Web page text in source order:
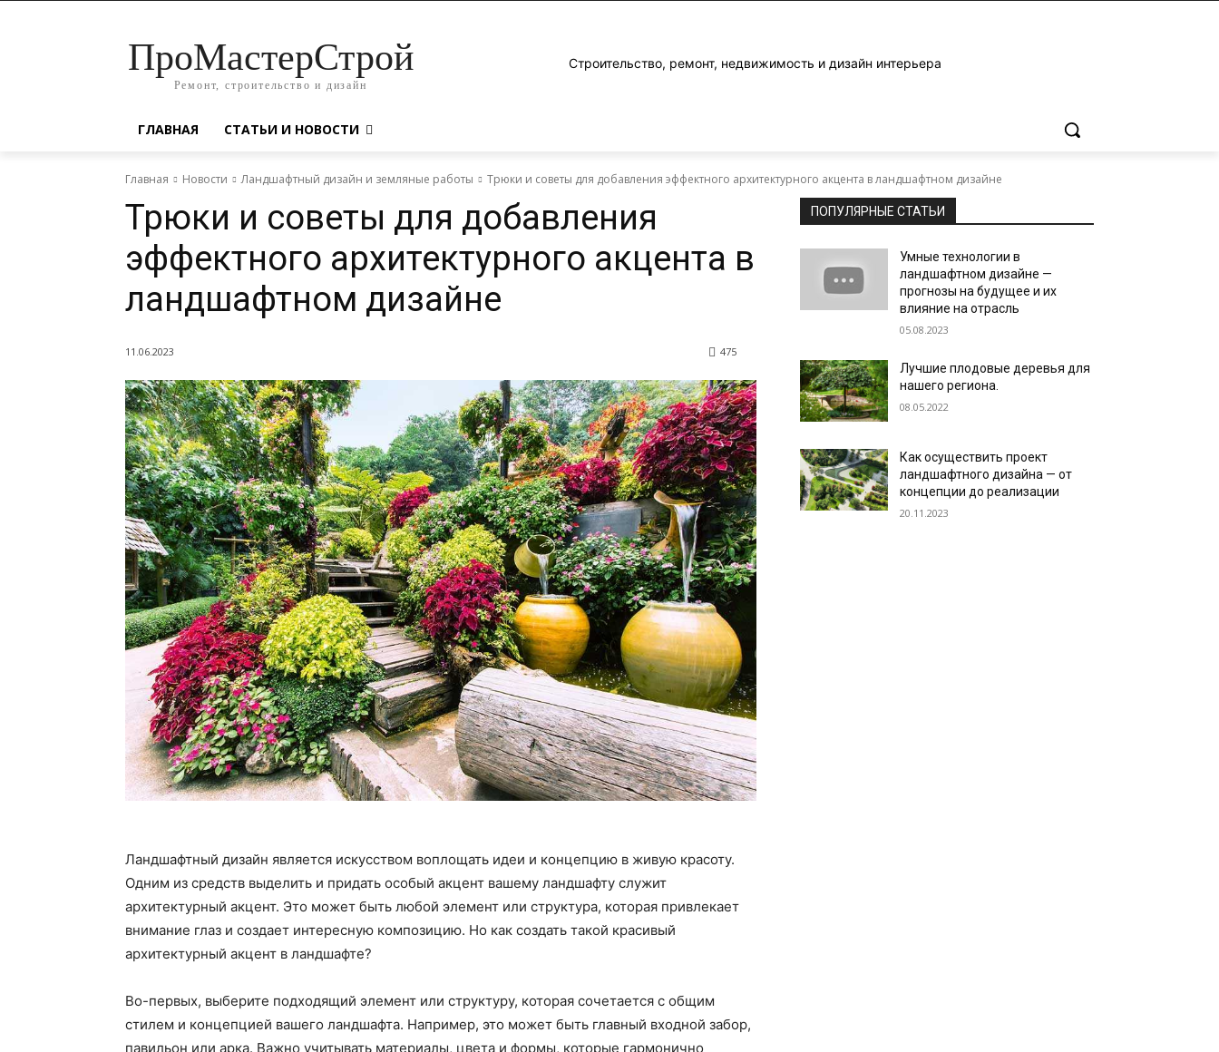
ПроМастерСтрой
Ремонт, строительство и дизайн
Строительство, ремонт, недвижимость и дизайн интерьера
ГЛАВНАЯ СТАТЬИ И НОВОСТИ
Главная Новости Ландшафтный дизайн и земляные работы Трюки и советы для добавления эффектного архитектурного акцента в ландшафтном дизайне
Трюки и советы для добавления
эффектного архитектурного акцента в
ландшафтном дизайне
11.06.2023 475
Ландшафтный дизайн является искусством воплощать идеи и концепцию в живую красоту.
Одним из средств выделить и придать особый акцент вашему ландшафту служит
архитектурный акцент. Это может быть любой элемент или структура, которая привлекает
внимание глаз и создает интересную композицию. Но как создать такой красивый
архитектурный акцент в ландшафте?
Во-первых, выберите подходящий элемент или структуру, которая сочетается с общим
стилем и концепцией вашего ландшафта. Например, это может быть главный входной забор,
павильон или арка. Важно учитывать материалы, цвета и формы, которые гармонично
ПОПУЛЯРНЫЕ СТАТЬИ
Умные технологии в
ландшафтном дизайне —
прогнозы на будущее и их
влияние на отрасль
05.08.2023
Лучшие плодовые деревья для
нашего региона.
08.05.2022
Как осуществить проект
ландшафтного дизайна — от
концепции до реализации
20.11.2023